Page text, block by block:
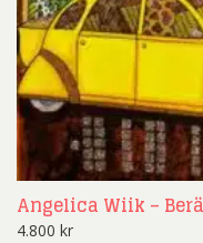
Angelica Wiik –
4.800 kr